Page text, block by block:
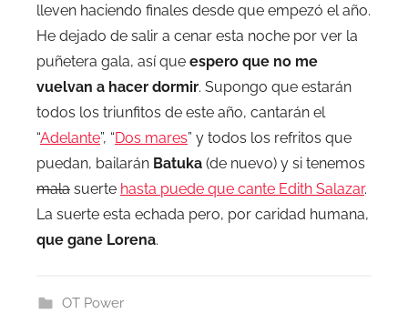
lleven haciendo finales desde que empezó el año.
He dejado de salir a cenar esta noche por ver la
puñetera gala, así que espero que no me
vuelvan a hacer dormir. Supongo que estarán
todos los triunfitos de este año, cantarán el
“Adelante”, “Dos mares” y todos los refritos que
puedan, bailarán Batuka (de nuevo) y si tenemos
mala suerte hasta puede que cante Edith Salazar.
La suerte esta echada pero, por caridad humana,
que gane Lorena.
OT Power